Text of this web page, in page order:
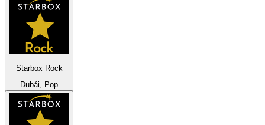
Starbox Rock
Dubái, Pop